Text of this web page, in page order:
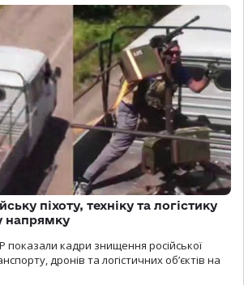
піхоту, техніку та логістику
напрямку
показали кадри знищення російської
дронів та логістичних об’єктів на